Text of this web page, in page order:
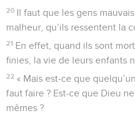
20 Il faut que les gens
malheur, qu’ils ressentent la
21 En effet, quand ils sont
finies, la vie de leurs enfants
22 « Mais est-ce que
faut faire ? Est-ce que Dieu
mêmes ?